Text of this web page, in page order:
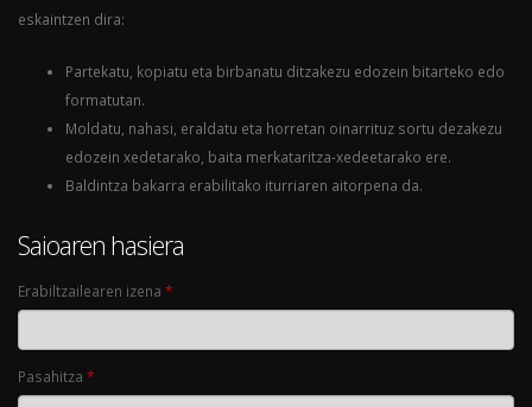
eskaintzen dira:
Partekatu, kopiatu eta birbanatu ditzakezu edozein bitarteko edo
formatutan.
Moldatu, nahasi, eraldatu eta horretan oinarrituz sortu dezakezu
edozein xedetarako, baita merkataritza-xedeetarako ere.
Baldintza bakarra erabilitako iturriaren aitorpena da.
Saioaren hasiera
Erabiltzailearen izena *
Pasahitza *